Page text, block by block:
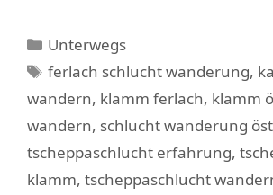
Kategorien
Unterwegs
Schlagwörter
ferlach schlucht wanderung,
wandern, klamm ferlach, klamm
wandern, schlucht wanderung
tscheppaschlucht erfahrung,
klamm, tscheppaschlucht